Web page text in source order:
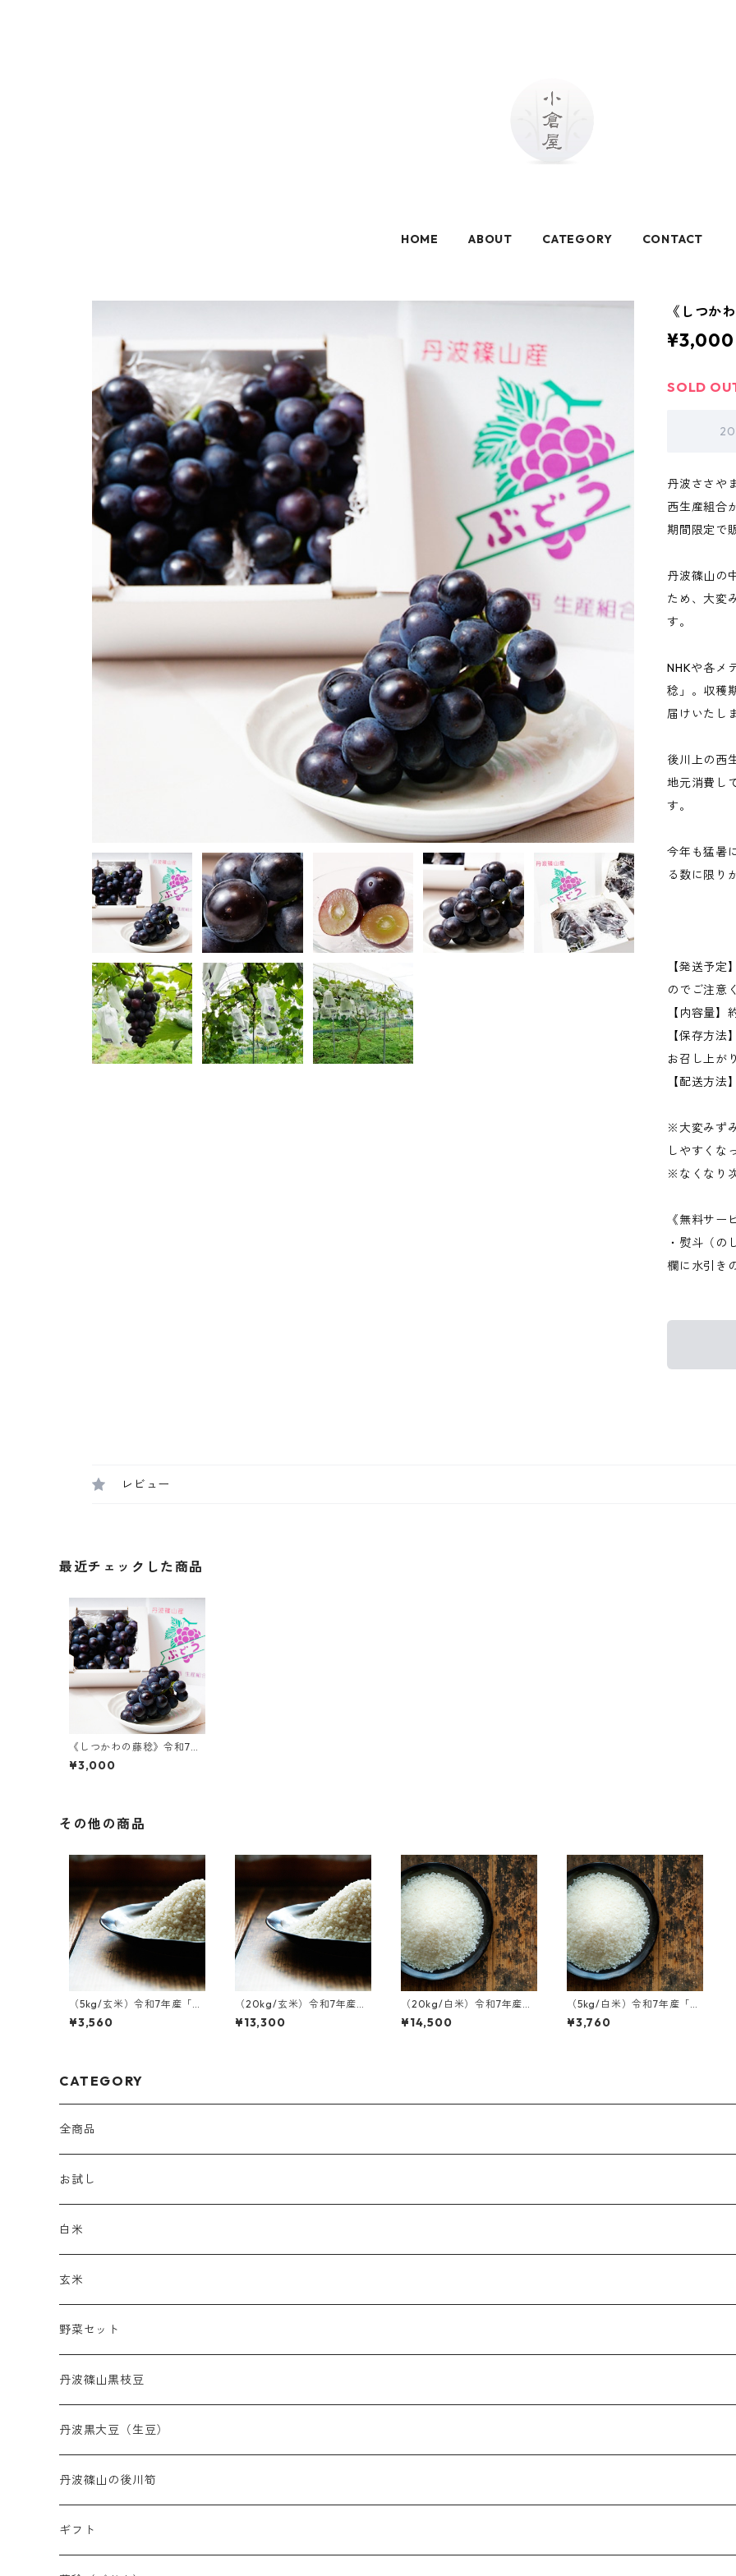
HOME ABOUT CATEGORY CONTACT
《しつか
¥3,000
SOLD
丹波ささや
西生産組合
期間限定で
丹波篠山の
ため、大変
す。
NHKや各メ
稔」。収穫
届けいたし
後川上の西
地元消費し
す。
今年も猛暑
る数に限り
【発送予
のでご注意
【内容量
【保存方
お召し上が
【配送方法
※大変みず
しやすくな
※なくなり
《無料サー
・熨斗（の
欄に水引き
レビュー
最近チェックした商品
《しつかわの藤稔》令和7年
丹波篠山後川産
¥3,000
その他の商品
（5kg/玄米）令和7年産「丹
波篠山後川産 コシヒカ
リ」
¥3,560
（20kg/玄米）令和7年産
「丹波篠山後川産 コシヒ
カリ」
¥13,300
（20kg/白米）令和7年産
「丹波篠山後川産 コシヒ
カリ」
¥14,500
（5kg/白米）令和7年産「丹
波篠山後川産 コシヒカ
リ」
¥3,760
CATEGORY
全商品
お試し
白米
玄米
野菜セット
丹波篠山黒枝豆
丹波黒大豆（生豆）
丹波篠山の後川筍
ギフト